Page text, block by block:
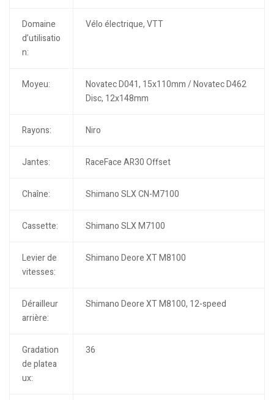
Domaine
d’utilisatio
n:
Vélo électrique, VTT
Moyeu:
Novatec D041, 15x110mm / Novatec D462
Disc, 12x148mm
Rayons: Niro
Jantes: RaceFace AR30 Offset
Chaîne: Shimano SLX CN-M7100
Cassette: Shimano SLX M7100
Levier de
vitesses:
Shimano Deore XT M8100
Dérailleur
arrière:
Shimano Deore XT M8100, 12-speed
Gradation
de platea
ux:
36